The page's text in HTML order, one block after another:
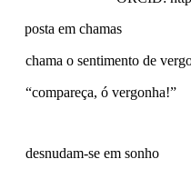
posta em chamas
chama o sentimento de
“compareça, ó vergonha!”
desnudam-se em sonho